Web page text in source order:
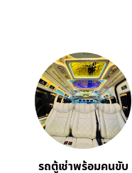
รถตู้เช่าพร้อมคนขับ